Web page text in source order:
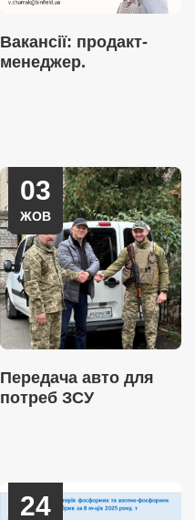
Вакансії: продакт-
менеджер.
03
ЖОВ
Передача авто для
потреб ЗСУ
24